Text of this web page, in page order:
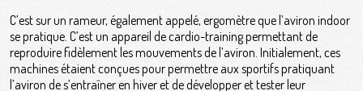
C’est sur un rameur, également appelé, ergomètre que l’aviron indoor
se pratique. C’est un appareil de cardio-training permettant de
reproduire fidèlement les mouvements de l’aviron. Initialement, ces
machines étaient conçues pour permettre aux sportifs pratiquant
l’aviron de s’entraîner en hiver et de développer et tester leur